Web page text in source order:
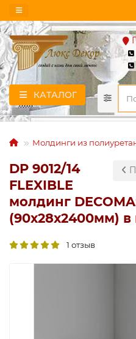
КАТАЛОГ
Молдинги из
DP 9012/14
FLEXIBLE
молдинг
(90х28х2400мм) в
1 отзыв